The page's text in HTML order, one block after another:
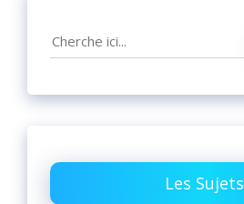
Search
Les Sujets